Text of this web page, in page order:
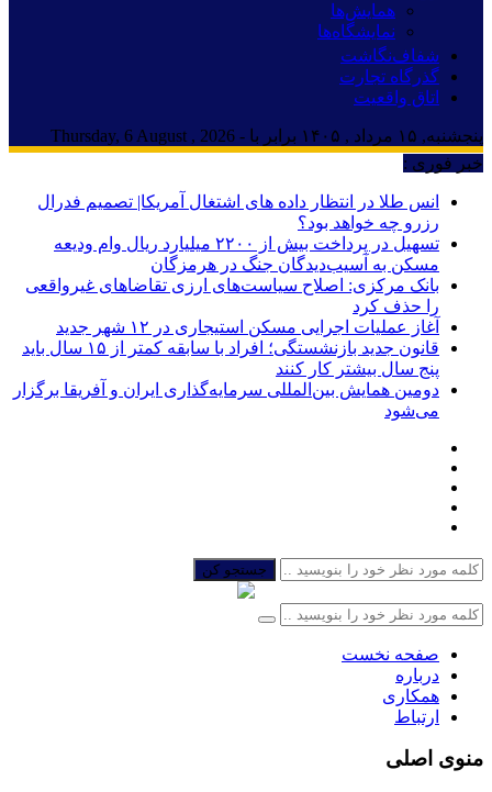
همایش‌ها
نمایشگاه‌ها
شفاف‌نگاشت
گذرگاه تجارت
اتاق واقعیت
پنجشنبه, ۱۵ مرداد , ۱۴۰۵ برابر با - Thursday, 6 August , 2026
خبر فوری :
انس طلا در انتظار داده های اشتغال آمریکا| تصمیم فدرال
رزرو چه خواهد بود؟
تسهیل در پرداخت بیش از ۲۲۰۰ میلیارد ریال وام ودیعه
مسکن به آسیب‌دیدگان جنگ در هرمزگان
بانک مرکزی: اصلاح سیاست‌های ارزی تقاضاهای غیرواقعی
را حذف کرد
آغاز عملیات اجرایی مسکن استیجاری در ۱۲ شهر جدید
قانون جدید بازنشستگی؛ افراد با سابقه کمتر از ۱۵ سال باید
پنج سال بیشتر کار کنند
دومین همایش بین‌المللی سرمایه‌گذاری ایران و آفریقا برگزار
می‌شود
جستجو کن
صفحه نخست
درباره
همکاری
ارتباط
منوی اصلی